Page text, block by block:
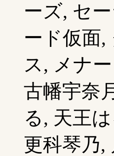
ーズ, セ
ード仮面
ス, メナ
古幡宇奈
る, 天王
更科琴乃,